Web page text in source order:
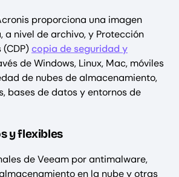
proporciona una imagen
nivel de archivo, y Protección
copia de seguridad y
de Windows, Linux, Mac, móviles
de nubes de almacenamiento,
bases de datos y entornos de
y flexibles
de Veeam por antimalware,
en la nube y otras